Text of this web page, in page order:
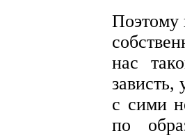
Поэтому
нас
зависть,
с сими
по